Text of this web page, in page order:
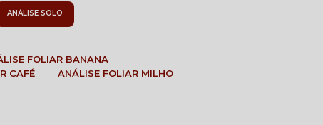
ANÁLISE SOLO
FOLIAR BANANA
CAFÉ
ANÁLISE FOLIAR MILHO